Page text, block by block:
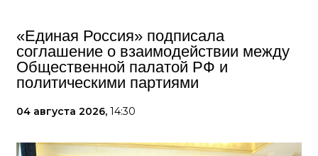
«Единая Россия» подписала
соглашение о взаимодействии между
Общественной палатой РФ и
политическими партиями
04 августа 2026, 14:30